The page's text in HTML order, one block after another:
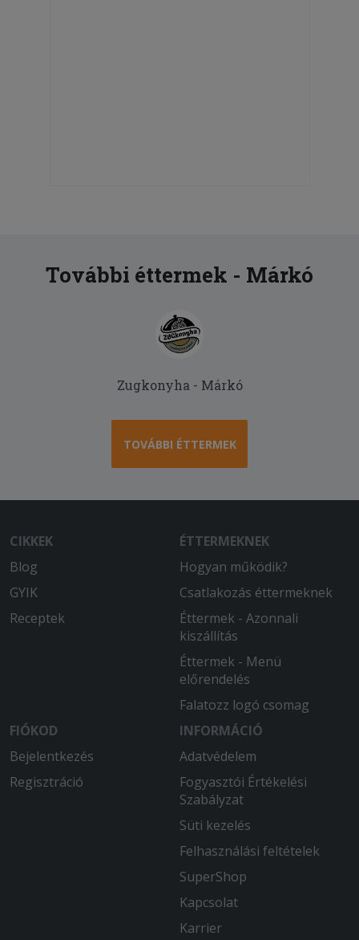
További éttermek - Márkó
Zugkonyha - Márkó
TOVÁBBI ÉTTERMEK
CIKKEK
Blog
GYIK
Receptek
ÉTTERMEKNEK
Hogyan működik?
Csatlakozás éttermeknek
Éttermek - Azonnali
kiszállítás
Éttermek - Menü
előrendelés
Falatozz logó csomag
FIÓKOD
Bejelentkezés
Regisztráció
INFORMÁCIÓ
Adatvédelem
Fogyasztói Értékelési
Szabályzat
Süti kezelés
Felhasználási feltételek
SuperShop
Kapcsolat
Karrier